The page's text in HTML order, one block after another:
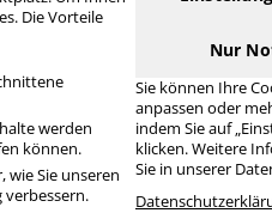
ca. 9000 Seiten
Die Vorteile
werden
können.
wie Sie unseren
Nur
Sie können Ihre
anpassen oder
indem Sie auf
klicken. Weitere
Sie in unserer